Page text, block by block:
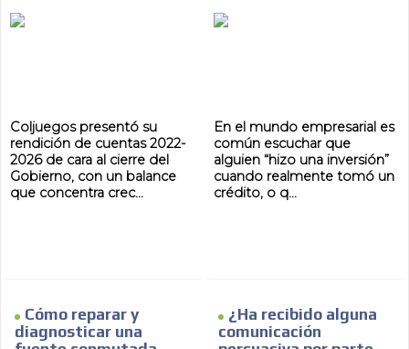
Coljuegos presentó su
rendición de cuentas 2022-
2026 de cara al cierre del
Gobierno, con un balance
que concentra crec...
En el mundo empresarial es
común escuchar que
alguien “hizo una inversión”
cuando realmente tomó un
crédito, o q...
Cómo reparar y
diagnosticar una
¿Ha recibido alguna
comunicación